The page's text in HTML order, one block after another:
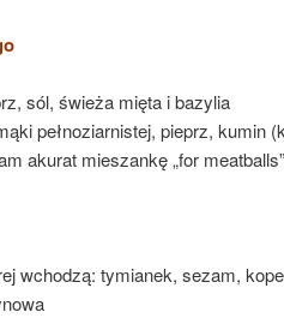
sól, świeża mięta i bazylia
pełnoziarnistej, pieprz, kumin
akurat mieszankę „for
wchodzą: tymianek, sezam,